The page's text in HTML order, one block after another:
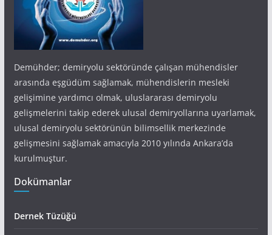
Demühder; demiryolu sektöründe çalışan mühendisler
arasında eşgüdüm sağlamak, mühendislerin mesleki
gelişimine yardımcı olmak, uluslararası demiryolu
gelişmelerini takip ederek ulusal demiryollarına uyarlamak,
ulusal demiryolu sektörünün bilimsellik merkezinde
gelişmesini sağlamak amacıyla 2010 yılında Ankara’da
kurulmuştur.
Dokümanlar
Dernek Tüzüğü